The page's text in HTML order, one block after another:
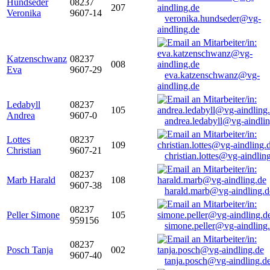
Hundseder
Veronika
08237
9607-14
207
veronika.hundseder@vg-
aindling.de
Katzenschwanz
Eva
08237
9607-29
008
eva.katzenschwanz@vg-
aindling.de
Ledabyll
Andrea
08237
9607-0
105
andrea.ledabyll@vg-
Lottes
Christian
08237
9607-21
109
christian.lottes@vg-
Marb Harald
08237
9607-38
108
harald.marb@vg-
Peller Simone
08237
959156
105
simone.peller@vg-
Posch Tanja
08237
9607-40
002
tanja.posch@vg-